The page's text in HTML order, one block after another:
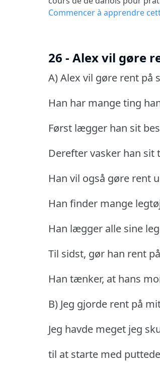
Commencer à apprendre
26 - Alex vil gøre
A) Alex vil gøre rent på
Han har mange ting
Først lægger han sit
Derefter vasker han sit
Han vil også gøre rent
Han finder mange
Han lægger alle sine
Til sidst, gør han rent
Han tænker, at hans
B) Jeg gjorde rent på
Jeg havde meget jeg
til at starte med